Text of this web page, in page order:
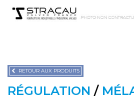
RETOUR AUX PRODUITS
RÉGULATION /